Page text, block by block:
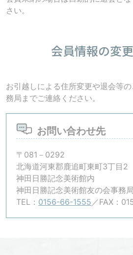
さい。
会員情報の変
お引越しによる住所変更や退会等
務局までご連絡ください。
お問い合わせ先
〒081－0292
北海道河東郡鹿追町東町3丁目2
神田日勝記念美術館内
神田日勝記念美術館友の会事務局
TEL： 0156-66-1555 ／FAX：